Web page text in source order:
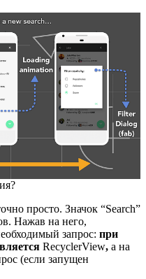
просто. Значок “Search”
Нажав на него,
запрос: при
RecyclerView, а на
(если запущен